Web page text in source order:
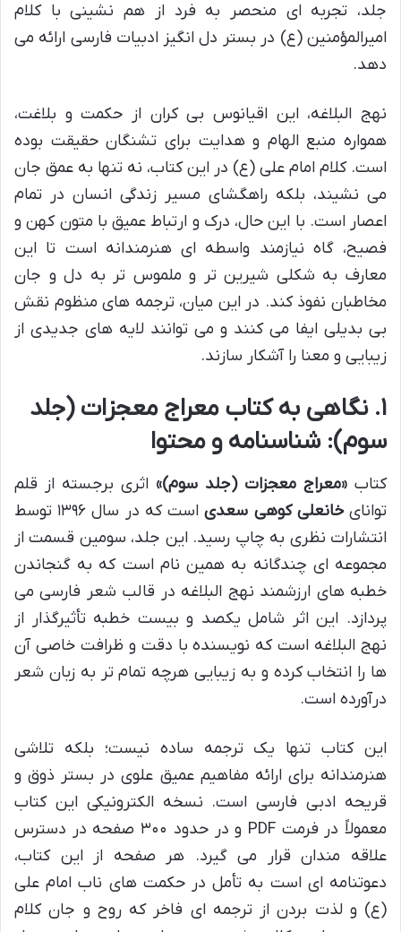
جلد، تجربه ای منحصر به فرد از هم نشینی با کلام
امیرالمؤمنین (ع) در بستر دل انگیز ادبیات فارسی ارائه می
دهد.
نهج البلاغه، این اقیانوس بی کران از حکمت و بلاغت،
همواره منبع الهام و هدایت برای تشنگان حقیقت بوده
است. کلام امام علی (ع) در این کتاب، نه تنها به عمق جان
می نشیند، بلکه راهگشای مسیر زندگی انسان در تمام
اعصار است. با این حال، درک و ارتباط عمیق با متون کهن و
فصیح، گاه نیازمند واسطه ای هنرمندانه است تا این
معارف به شکلی شیرین تر و ملموس تر به دل و جان
مخاطبان نفوذ کند. در این میان، ترجمه های منظوم نقش
بی بدیلی ایفا می کنند و می توانند لایه های جدیدی از
زیبایی و معنا را آشکار سازند.
۱. نگاهی به کتاب معراج معجزات (جلد
سوم): شناسنامه و محتوا
کتاب «معراج معجزات (جلد سوم)» اثری برجسته از قلم
توانایخانعلی کوهی سعدی
است که در سال ۱۳۹۶ توسط
انتشارات نظری به چاپ رسید. این جلد، سومین قسمت از
مجموعه ای چندگانه به همین نام است که به گنجاندن
خطبه های ارزشمند نهج البلاغه در قالب شعر فارسی می
پردازد. این اثر شامل یکصد و بیست خطبه تأثیرگذار از
نهج البلاغه است که نویسنده با دقت و ظرافت خاصی آن
ها را انتخاب کرده و به زیبایی هرچه تمام تر به زبان شعر
درآورده است.
این کتاب تنها یک ترجمه ساده نیست؛ بلکه تلاشی
هنرمندانه برای ارائه مفاهیم عمیق علوی در بستر ذوق و
قریحه ادبی فارسی است. نسخه الکترونیکی این کتاب
معمولاً در فرمت PDF و در حدود ۳۰۰ صفحه در دسترس
علاقه مندان قرار می گیرد. هر صفحه از این کتاب،
دعوتنامه ای است به تأمل در حکمت های ناب امام علی
(ع) و لذت بردن از ترجمه ای فاخر که روح و جان کلام